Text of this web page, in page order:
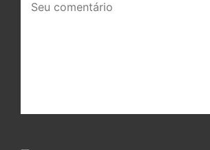
comentário: